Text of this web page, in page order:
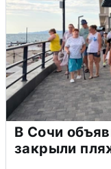
В Сочи
закрыли